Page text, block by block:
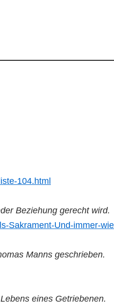
104.html
Beziehung gerecht wird.
Sakrament-Und-immer-
Manns geschrieben.
eines Getriebenen.